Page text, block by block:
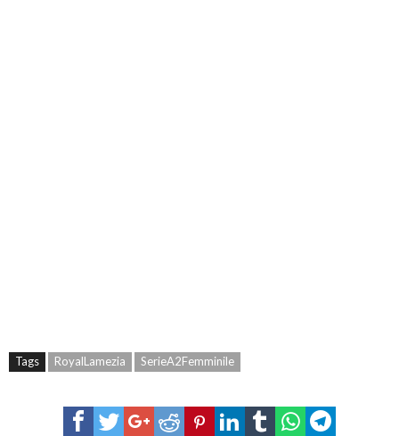
Tags RoyalLamezia SerieA2Femminile